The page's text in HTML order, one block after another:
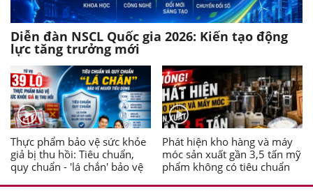
Diễn đàn NSCL Quốc gia 2026: Kiến tạo động
lực tăng trưởng mới
Thực phẩm bảo vệ sức khỏe
giả bị thu hồi: Tiêu chuẩn,
quy chuẩn - 'lá chắn' bảo vệ
Phát hiện kho hàng và máy
móc sản xuất gần 3,5 tấn mỹ
phẩm không có tiêu chuẩn